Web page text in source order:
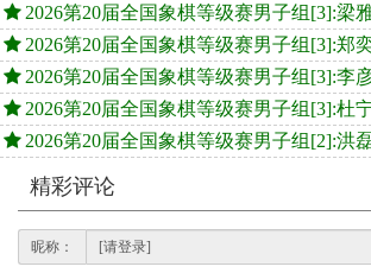
2026第20届全国象棋等级赛男子组[3]:梁
2026第20届全国象棋等级赛男子组[3]:郑
2026第20届全国象棋等级赛男子组[3]:李
2026第20届全国象棋等级赛男子组[3]:杜
2026第20届全国象棋等级赛男子组[2]:洪
精彩评论
昵称：